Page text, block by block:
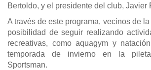
Bertoldo, y el presidente del club, Javier
A través de este programa, vecinos de
posibilidad de seguir realizando
recreativas, como aquagym y
temporada de invierno en la
Sportsman.